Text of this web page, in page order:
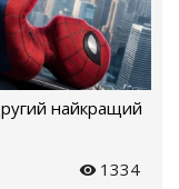
найкращий
1334